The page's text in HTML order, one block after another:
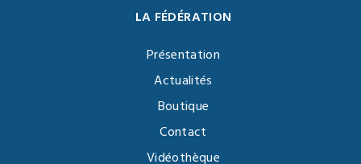
LA FÉDÉRATION
Présentation
Actualités
Boutique
Contact
Vidéothèque